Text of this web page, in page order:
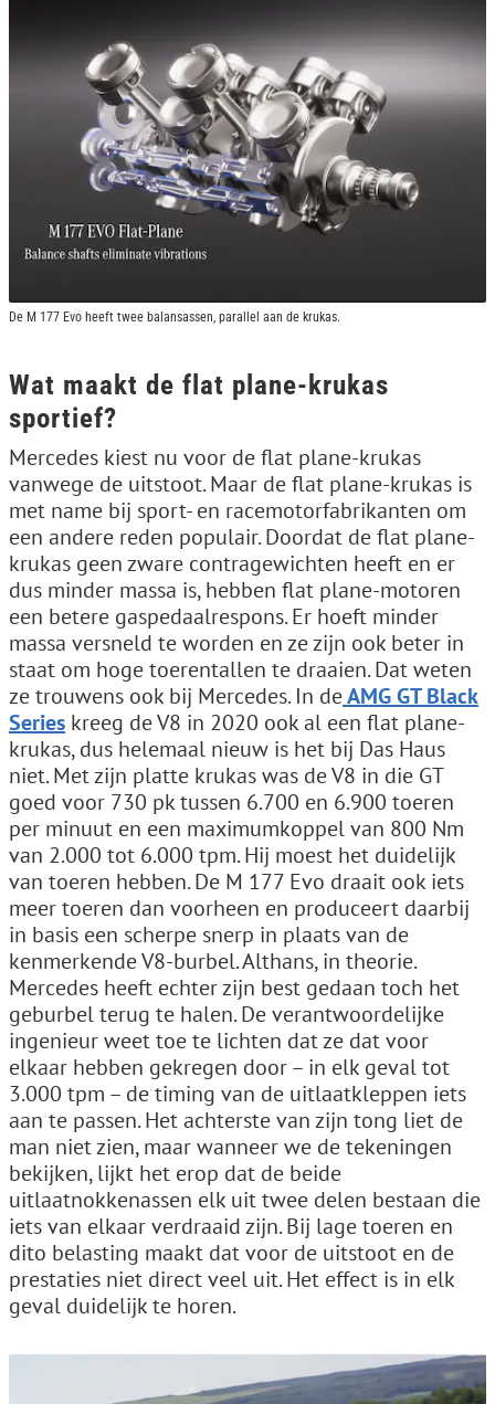
De M 177 Evo heeft twee balansassen, parallel aan de krukas.
Wat maakt de flat plane-krukas
sportief?
Mercedes kiest nu voor de flat plane-krukas
vanwege de uitstoot. Maar de flat plane-krukas is
met name bij sport- en racemotorfabrikanten om
een andere reden populair. Doordat de flat plane-
krukas geen zware contragewichten heeft en er
dus minder massa is, hebben flat plane-motoren
een betere gaspedaalrespons. Er hoeft minder
massa versneld te worden en ze zijn ook beter in
staat om hoge toerentallen te draaien. Dat weten
ze trouwens ook bij Mercedes. In deAMG GT Black
Series kreeg de V8 in 2020 ook al een flat plane-
krukas, dus helemaal nieuw is het bij Das Haus
niet. Met zijn platte krukas was de V8 in die GT
goed voor 730 pk tussen 6.700 en 6.900 toeren
per minuut en een maximumkoppel van 800 Nm
van 2.000 tot 6.000 tpm. Hij moest het duidelijk
van toeren hebben. De M 177 Evo draait ook iets
meer toeren dan voorheen en produceert daarbij
in basis een scherpe snerp in plaats van de
kenmerkende V8-burbel. Althans, in theorie.
Mercedes heeft echter zijn best gedaan toch het
geburbel terug te halen. De verantwoordelijke
ingenieur weet toe te lichten dat ze dat voor
elkaar hebben gekregen door – in elk geval tot
3.000 tpm – de timing van de uitlaatkleppen iets
aan te passen. Het achterste van zijn tong liet de
man niet zien, maar wanneer we de tekeningen
bekijken, lijkt het erop dat de beide
uitlaatnokkenassen elk uit twee delen bestaan die
iets van elkaar verdraaid zijn. Bij lage toeren en
dito belasting maakt dat voor de uitstoot en de
prestaties niet direct veel uit. Het effect is in elk
geval duidelijk te horen.